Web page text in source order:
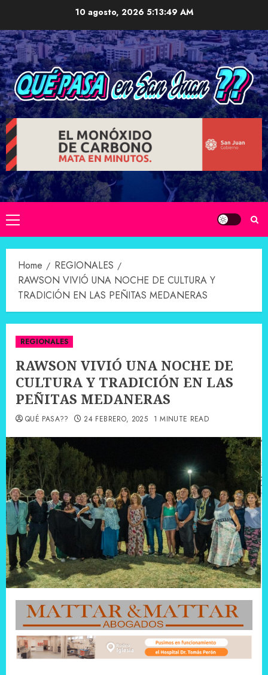
content
10 agosto, 2026 5:13:50 AM
Primary
Menu
Home
REGIONALES
RAWSON VIVIÓ UNA NOCHE DE CULTURA Y
TRADICIÓN EN LAS PEÑITAS MEDANERAS
REGIONALES
RAWSON VIVIÓ UNA NOCHE DE
CULTURA Y TRADICIÓN EN LAS
PEÑITAS MEDANERAS
QUÉ PASA?? 24 FEBRERO, 2025 1 MINUTE READ